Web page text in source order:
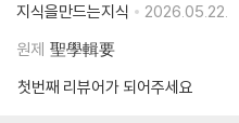
지식을만드는지식
2026.05.22.
원제 聖學輯要
첫번째 리뷰어가 되어주세요